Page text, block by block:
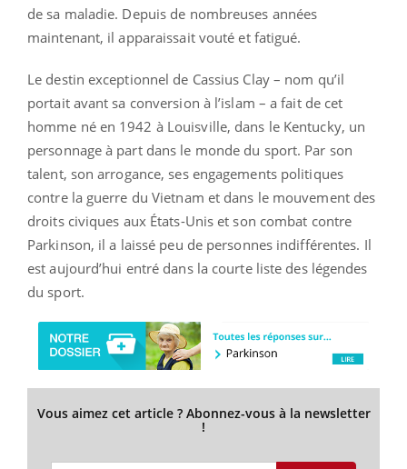
de sa maladie. Depuis de nombreuses années
maintenant, il apparaissait vouté et fatigué.
Le destin exceptionnel de Cassius Clay – nom qu’il
portait avant sa conversion à l’islam – a fait de cet
homme né en 1942 à Louisville, dans le Kentucky, un
personnage à part dans le monde du sport. Par son
talent, son arrogance, ses engagements politiques
contre la guerre du Vietnam et dans le mouvement des
droits civiques aux États-Unis et son combat contre
Parkinson, il a laissé peu de personnes indifférentes. Il
est aujourd’hui entré dans la courte liste des légendes
du sport.
Vous aimez cet article ? Abonnez-vous à la newsletter
!